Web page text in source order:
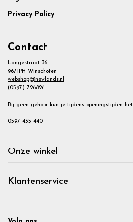
Privacy Policy
Contact
Langestraat 36
9671PH Winschoten
webshop@newlands.nl
(0597) 726826
Bij geen gehoor kun je tijdens openingstijden
0597 435 440
Onze winkel
Klantenservice